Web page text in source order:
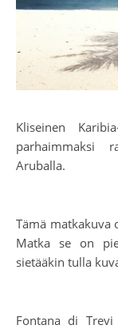
Kliseinen
parhaimmaksi
Aruballa.
Tämä matkakuva
Matka se on
sietääkin tulla
Fontana di